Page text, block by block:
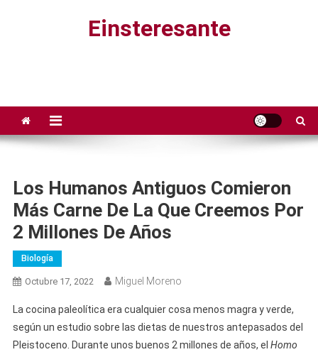
Einsteresante
Los Humanos Antiguos Comieron
Más Carne De La Que Creemos Por
2 Millones De Años
Biología
Octubre 17, 2022 Miguel Moreno
La cocina paleolítica era cualquier cosa menos magra y verde,
según un estudio sobre las dietas de nuestros antepasados ​​del
Pleistoceno. Durante unos buenos 2 millones de años, el Homo